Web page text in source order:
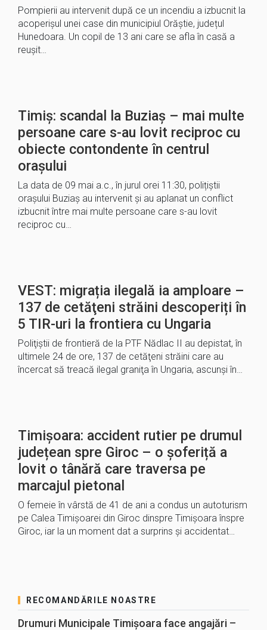
Pompierii au intervenit după ce un incendiu a izbucnit la
acoperișul unei case din municipiul Orăştie, județul
Hunedoara. Un copil de 13 ani care se afla în casă a
reușit…
Timiș: scandal la Buziaș – mai multe
persoane care s-au lovit reciproc cu
obiecte contondente în centrul
orașului
La data de 09 mai a.c., în jurul orei 11:30, polițiștii
orașului Buziaș au intervenit și au aplanat un conflict
izbucnit între mai multe persoane care s-au lovit
reciproc cu…
VEST: migrația ilegală ia amploare –
137 de cetăţeni străini descoperiți în
5 TIR-uri la frontiera cu Ungaria
Poliţiştii de frontieră de la PTF Nădlac II au depistat, în
ultimele 24 de ore, 137 de cetăţeni străini care au
încercat să treacă ilegal graniţa în Ungaria, ascunşi în…
Timișoara: accident rutier pe drumul
județean spre Giroc – o șoferiță a
lovit o tânără care traversa pe
marcajul pietonal
O femeie în vârstă de 41 de ani a condus un autoturism
pe Calea Timișoarei din Giroc dinspre Timișoara înspre
Giroc, iar la un moment dat a surprins și accidentat…
RECOMANDĂRILE NOASTRE
Drumuri Municipale Timișoara face angajări –